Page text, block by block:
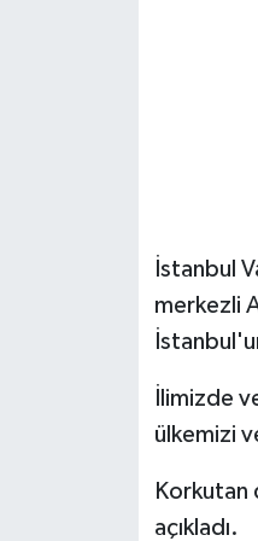
İstanbul
merkezli
İlimizde
ülkemizi
Korkutan
açıkladı.